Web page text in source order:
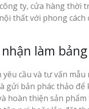
ty, cửa hàng thời
thất với phong cách
làm
cầu và tư vấn mẫu
gửi bản phác thảo để
hoàn thiện sản
hồ sơ năng lực
hiệu quán cà
Vinh Nghệ An
Làm
Làm
tại Vinh Nghệ